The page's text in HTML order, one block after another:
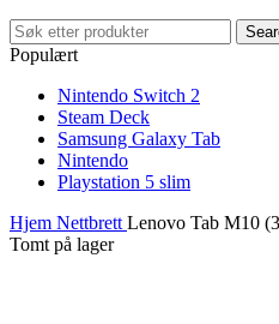
Populært
Nintendo Switch 2
Steam Deck
Samsung Galaxy Tab
Nintendo
Playstation 5 slim
Hjem Nettbrett Lenovo Tab M10
Tomt på lager